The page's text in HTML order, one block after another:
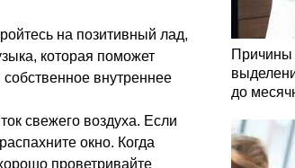
на позитивный лад,
которая поможет
внутреннее
свежего воздуха. Если
окно. Когда
проветривайте
Причины
до